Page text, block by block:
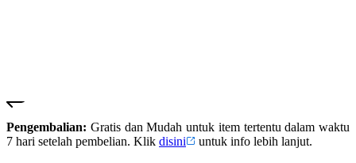
Pengembalian: Gratis dan Mudah untuk item tertentu dalam waktu
7 hari setelah pembelian. Klik disini untuk info lebih lanjut.